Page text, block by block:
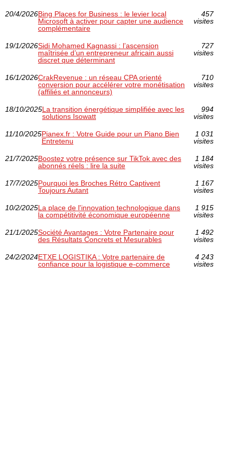
20/4/2026Bing Places for Business : le levier local
Microsoft à activer pour capter une audience
complémentaire
457
visites
19/1/2026Sidi Mohamed Kagnassi : l’ascension
maîtrisée d’un entrepreneur africain aussi
discret que déterminant
727
visites
16/1/2026CrakRevenue : un réseau CPA orienté
conversion pour accélérer votre monétisation
(affiliés et annonceurs)
710
visites
18/10/2025La transition énergétique simplifiée avec les
solutions Isowatt
994
visites
11/10/2025Pianex.fr : Votre Guide pour un Piano Bien
Entretenu
1 031
visites
21/7/2025Boostez votre présence sur TikTok avec des
abonnés réels : lire la suite
1 184
visites
17/7/2025Pourquoi les Broches Rétro Captivent
Toujours Autant
1 167
visites
10/2/2025La place de l'innovation technologique dans
la compétitivité économique européenne
1 915
visites
21/1/2025Société Avantages : Votre Partenaire pour
des Résultats Concrets et Mesurables
1 492
visites
24/2/2024ETXE LOGISTIKA : Votre partenaire de
confiance pour la logistique e-commerce
4 243
visites